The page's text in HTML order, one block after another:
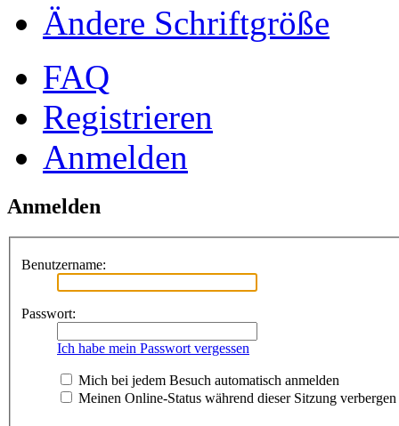
Ändere Schriftgröße
FAQ
Registrieren
Anmelden
Anmelden
Benutzername:
Passwort:
Ich habe mein Passwort vergessen
Mich bei jedem Besuch automatisch anmelden
Meinen Online-Status während dieser Sitzung verbergen